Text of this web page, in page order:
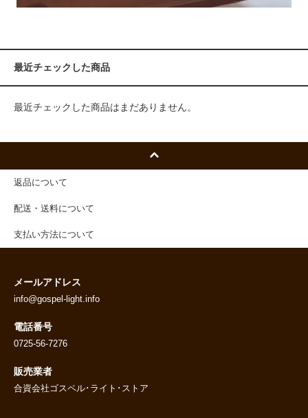
最近チェックした商品
最近チェックした商品はまだありません。
返品について
配送・送料について
支払い方法について
メールアドレス
info@gospel-light.info
電話番号
0725-56-7276
販売業者
合資会社ゴスペル･ライト･ストア